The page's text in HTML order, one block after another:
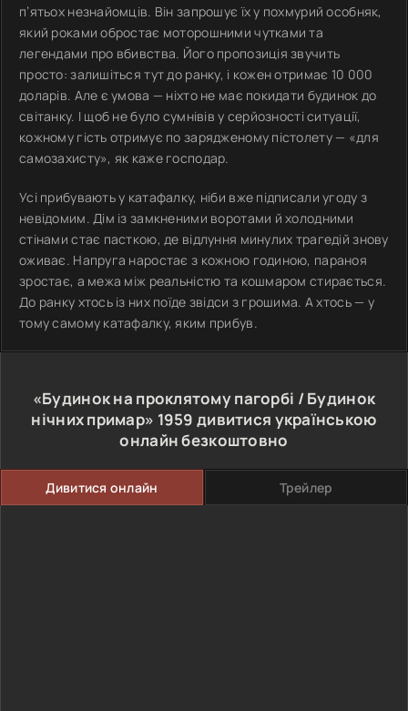
п’ятьох незнайомців. Він запрошує їх у похмурий особняк,
який роками обростає моторошними чутками та
легендами про вбивства. Його пропозиція звучить
просто: залишіться тут до ранку, і кожен отримає 10 000
доларів. Але є умова — ніхто не має покидати будинок до
світанку. І щоб не було сумнівів у серйозності ситуації,
кожному гість отримує по зарядженому пістолету — «для
самозахисту», як каже господар.
Усі прибувають у катафалку, ніби вже підписали угоду з
невідомим. Дім із замкненими воротами й холодними
стінами стає пасткою, де відлуння минулих трагедій знову
оживає. Напруга наростає з кожною годиною, параноя
зростає, а межа між реальністю та кошмаром стирається.
До ранку хтось із них поїде звідси з грошима. А хтось — у
тому самому катафалку, яким прибув.
«Будинок на проклятому пагорбі / Будинок
нічних примар» 1959 дивитися українською
онлайн безкоштовно
Дивитися онлайн Трейлер